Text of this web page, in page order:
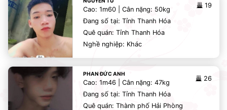
19
Cao: 1m60 | Cân nặng: 50kg
Đang số tại: Tỉnh Thanh Hóa
Quê quán: Tỉnh Thanh Hóa
Nghề nghiệp: Khác
PHAN ĐỨC ANH
26
Cao: 1m46 | Cân nặng: 47kg
Đang số tại: Tỉnh Thanh Hóa
Quê quán: Thành phố Hải Phòng